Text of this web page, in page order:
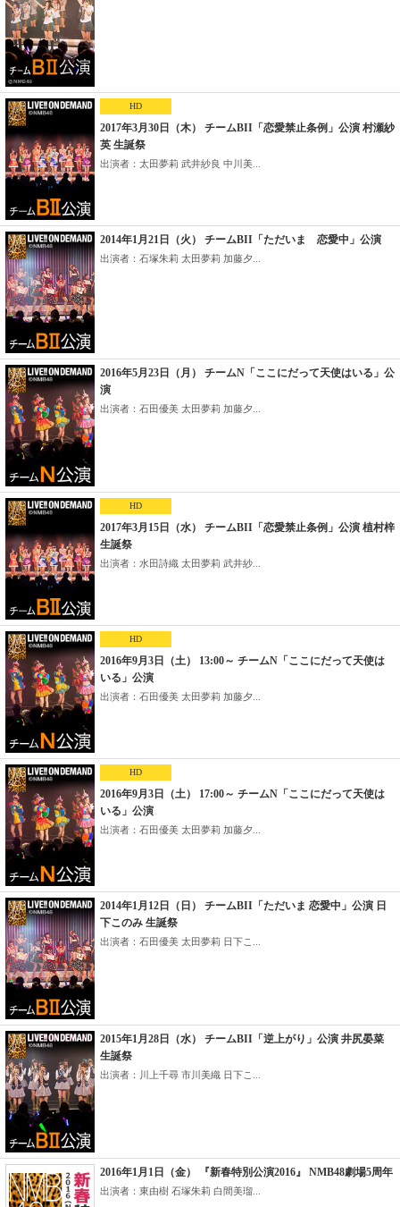
HD
2017年3月30日（木） チームBII「恋愛禁止条例」公演 村瀬紗
英 生誕祭
出演者：太田夢莉 武井紗良 中川美...
2014年1月21日（火） チームBII「ただいま 恋愛中」公演
出演者：石塚朱莉 太田夢莉 加藤夕...
2016年5月23日（月） チームN「ここにだって天使はいる」公
演
出演者：石田優美 太田夢莉 加藤夕...
HD
2017年3月15日（水） チームBII「恋愛禁止条例」公演 植村梓
生誕祭
出演者：水田詩織 太田夢莉 武井紗...
HD
2016年9月3日（土） 13:00～ チームN「ここにだって天使は
いる」公演
出演者：石田優美 太田夢莉 加藤夕...
HD
2016年9月3日（土） 17:00～ チームN「ここにだって天使は
いる」公演
出演者：石田優美 太田夢莉 加藤夕...
2014年1月12日（日） チームBII「ただいま 恋愛中」公演 日
下このみ 生誕祭
出演者：石田優美 太田夢莉 日下こ...
2015年1月28日（水） チームBII「逆上がり」公演 井尻晏菜
生誕祭
出演者：川上千尋 市川美織 日下こ...
2016年1月1日（金） 『新春特別公演2016』 NMB48劇場5周年
出演者：東由樹 石塚朱莉 白間美瑠...